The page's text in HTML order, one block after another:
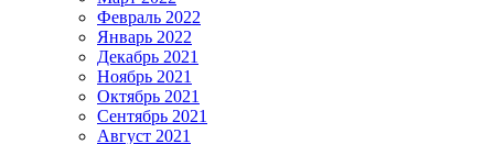
Февраль 2022
Январь 2022
Декабрь 2021
Ноябрь 2021
Октябрь 2021
Сентябрь 2021
Август 2021